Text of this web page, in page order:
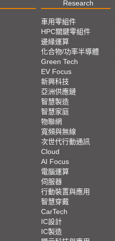
Research
車用零組件
HPC關鍵零組件
邊緣運算
化合物/功率半導體
Green Tech
EV Focus
新興科技
亞洲供應鏈
智慧製造
智慧家庭
物聯網
寬頻與無線
次世代行動通訊
Cloud
AI Focus
電腦運算
伺服器
行動裝置與應用
智慧穿戴
CarTech
IC設計
IC製造